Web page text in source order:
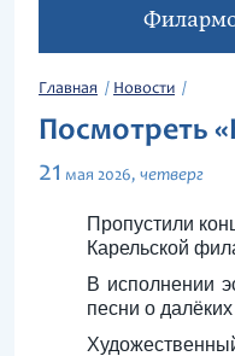
Главная Новости
Посмотреть
21 мая 2026, четверг
Пропустили
Карельской
В исполнении
песни о